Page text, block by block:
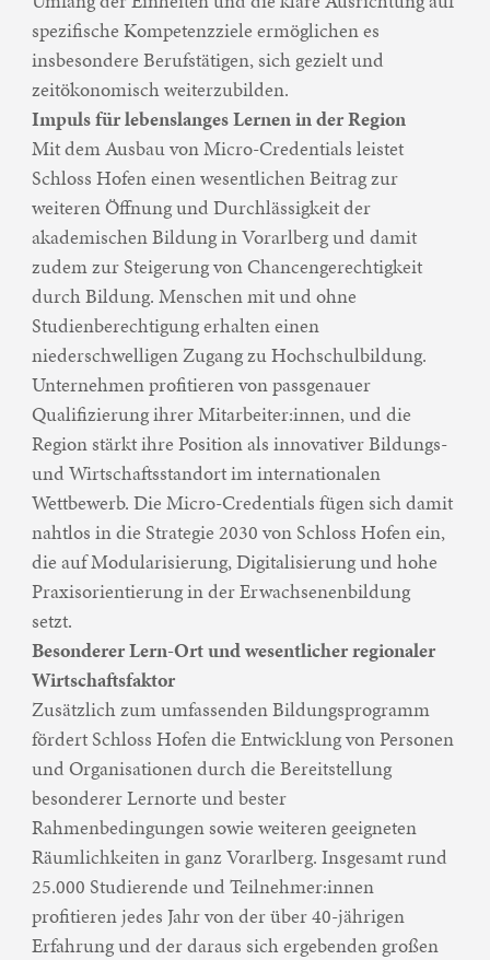
spezifische Kompetenzziele ermöglichen es
insbesondere Berufstätigen, sich gezielt und
zeitökonomisch weiterzubilden.
Impuls für lebenslanges Lernen in der Region
Mit dem Ausbau von Micro-Credentials leistet
Schloss Hofen einen wesentlichen Beitrag zur
weiteren Öffnung und Durchlässigkeit der
akademischen Bildung in Vorarlberg und damit
zudem zur Steigerung von Chancengerechtigkeit
durch Bildung. Menschen mit und ohne
Studienberechtigung erhalten einen
niederschwelligen Zugang zu Hochschulbildung.
Unternehmen profitieren von passgenauer
Qualifizierung ihrer Mitarbeiter:innen, und die
Region stärkt ihre Position als innovativer Bildungs-
und Wirtschaftsstandort im internationalen
Wettbewerb. Die Micro-Credentials fügen sich damit
nahtlos in die Strategie 2030 von Schloss Hofen ein,
die auf Modularisierung, Digitalisierung und hohe
Praxisorientierung in der Erwachsenenbildung
setzt.
Besonderer Lern-Ort und wesentlicher regionaler
Wirtschaftsfaktor
Zusätzlich zum umfassenden Bildungsprogramm
fördert Schloss Hofen die Entwicklung von Personen
und Organisationen durch die Bereitstellung
besonderer Lernorte und bester
Rahmenbedingungen sowie weiteren geeigneten
Räumlichkeiten in ganz Vorarlberg. Insgesamt rund
25.000 Studierende und Teilnehmer:innen
profitieren jedes Jahr von der über 40-jährigen
Erfahrung und der daraus sich ergebenden großen